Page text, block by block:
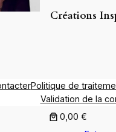
Créations
Politique de
Validation de la
0,00 €